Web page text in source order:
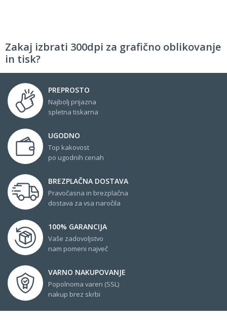
Zakaj izbrati 300dpi za grafično oblikovanje
in tisk?
PREPROSTO
Najbolj prijazna
spletna tiskarna
UGODNO
Top kakovost
po ugodnih cenah
BREZPLAČNA DOSTAVA
Pravočasna in brezplačna
dostava za vsa naročila
100% GARANCIJA
Vaše zadovoljstvo
nam pomeni največ
VARNO NAKUPOVANJE
Popolnoma varen (SSL)
nakup brez skrbi